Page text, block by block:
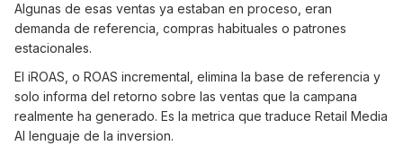
Algunas de esas ventas ya estaban en proceso, eran
demanda de referencia, compras habituales o patrones
estacionales.
El iROAS, o ROAS incremental, elimina la base de referencia y
solo informa del retorno sobre las ventas que la campana
realmente ha generado. Es la metrica que traduce Retail Media
AI lenguaje de la inversion.